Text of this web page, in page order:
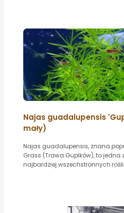
Najas guadalupensis
mały)
Najas guadalupensis, znana
Grass (Trawa Gupików), to jedna
najbardziej wszechstronnych